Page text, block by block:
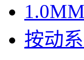
按动系